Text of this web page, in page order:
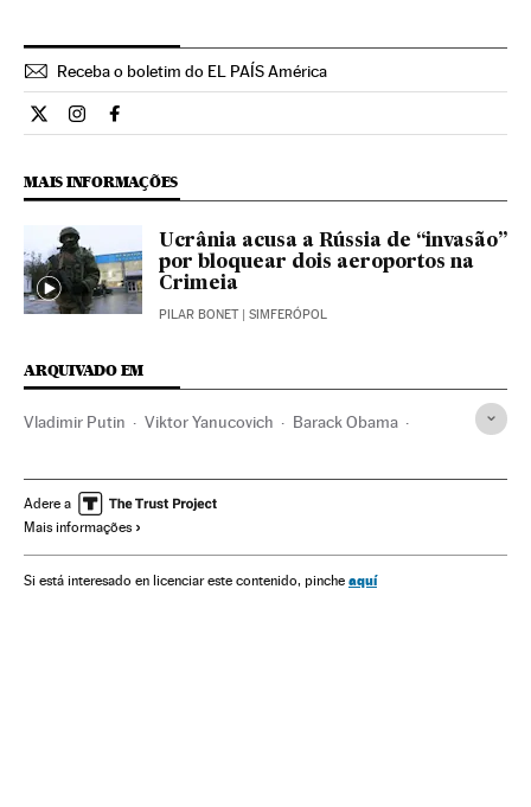
Receba o boletim do EL PAÍS América
Internacional El País Brasil en Twitter
Internacional El País Brasil en Instagram
Internacional El País Brasil en Facebook
MAIS INFORMAÇÕES
Ucrânia acusa a Rússia de “invasão”
por bloquear dois aeroportos na
Crimeia
PILAR BONET| SIMFERÓPOL
ARQUIVADO EM
Vladimir Putin Viktor Yanucovich Barack Obama
Europa Leste América do Norte
Relações exteriores
Adere a
Mais informações
Si está interesado en licenciar este contenido, pinche aquí